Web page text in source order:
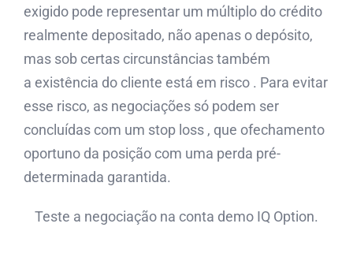
exigido pode representar um múltiplo do crédito
realmente depositado, não apenas o depósito,
mas sob certas circunstâncias também
a existência do cliente está em risco . Para evitar
esse risco, as negociações só podem ser
concluídas com um stop loss , que ofechamento
oportuno da posição com uma perda pré-
determinada garantida.
Teste a negociação na conta demo IQ Option.